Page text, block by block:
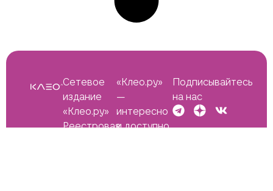
Сетевое
издание
«Клео.ру»
Реестровая
«Клео.ру»
—
интересно
и доступно
Подписывайтесь
на нас